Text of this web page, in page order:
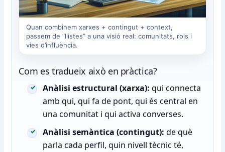
Quan combinem xarxes + contingut + context,
passem de “llistes” a una visió real: comunitats, rols i
vies d’influència.
Com es tradueix això en pràctica?
Anàlisi estructural (xarxa): qui connecta
amb qui, qui fa de pont, qui és central en
una comunitat i qui activa converses.
Anàlisi semàntica (contingut): de què
parla cada perfil, quin nivell tècnic té,